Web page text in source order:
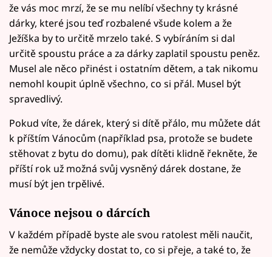
že vás moc mrzí, že se mu nelíbí všechny ty krásné
dárky, které jsou teď rozbalené všude kolem a že
Ježíška by to určitě mrzelo také. S vybíráním si dal
určitě spoustu práce a za dárky zaplatil spoustu peněz.
Musel ale něco přinést i ostatním dětem, a tak nikomu
nemohl koupit úplně všechno, co si přál. Musel být
spravedlivý.
Pokud víte, že dárek, který si dítě přálo, mu můžete dát
k příštím Vánocům (například psa, protože se budete
stěhovat z bytu do domu), pak dítěti klidně řekněte, že
příští rok už možná svůj vysněný dárek dostane, že
musí být jen trpělivé.
Vánoce nejsou o dárcích
V každém případě byste ale svou ratolest měli naučit,
že nemůže vždycky dostat to, co si přeje, a také to, že